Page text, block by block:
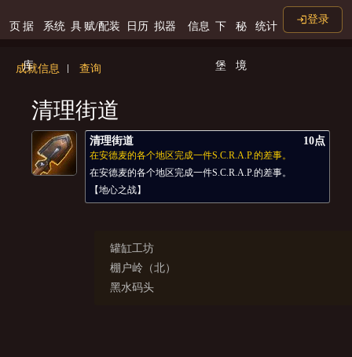
页 据
库
系统 具 赋/配装 日历 拟器 信息 下
堡
秘
境
统计
登录
成就信息 查询
清理街道
清理街道 10点
在安德麦的各个地区完成一件S.C.R.A.P.的差事。
在安德麦的各个地区完成一件S.C.R.A.P.的差事。
【地心之战】
罐缸工坊
棚户岭（北）
黑水码头